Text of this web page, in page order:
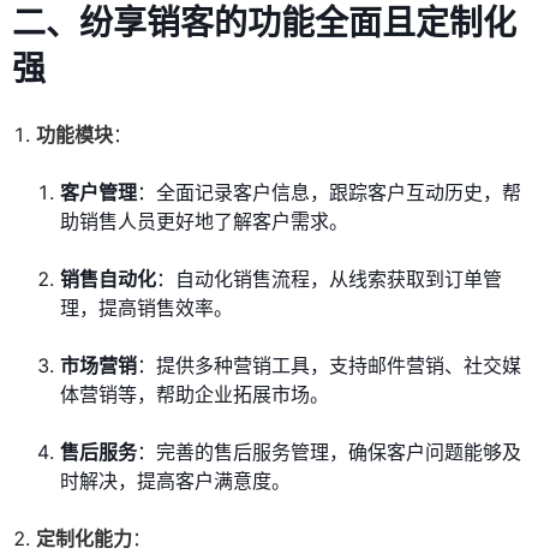
二、纷享销客的功能全面且定制化
强
功能模块：
客户管理：全面记录客户信息，跟踪客户互动历史，帮
助销售人员更好地了解客户需求。
销售自动化：自动化销售流程，从线索获取到订单管
理，提高销售效率。
市场营销：提供多种营销工具，支持邮件营销、社交媒
体营销等，帮助企业拓展市场。
售后服务：完善的售后服务管理，确保客户问题能够及
时解决，提高客户满意度。
定制化能力：